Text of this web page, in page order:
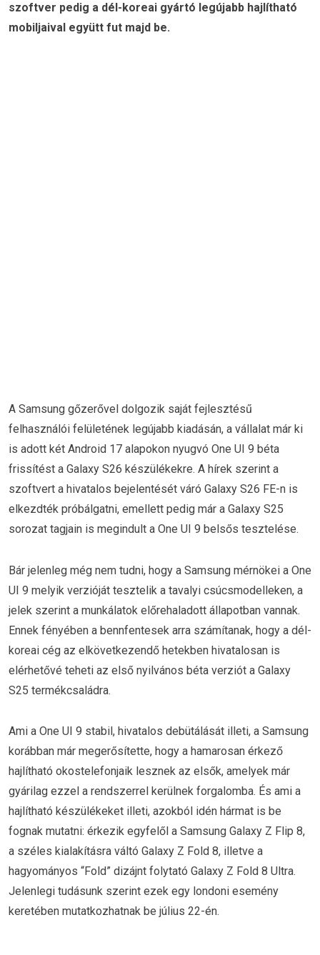
szoftver pedig a dél-koreai gyártó legújabb hajlítható
mobiljaival együtt fut majd be.
A Samsung gőzerővel dolgozik saját fejlesztésű
felhasználói felületének legújabb kiadásán, a vállalat már ki
is adott két Android 17 alapokon nyugvó One UI 9 béta
frissítést a Galaxy S26 készülékekre. A hírek szerint a
szoftvert a hivatalos bejelentését váró Galaxy S26 FE-n is
elkezdték próbálgatni, emellett pedig már a Galaxy S25
sorozat tagjain is megindult a One UI 9 belsős tesztelése.
Bár jelenleg még nem tudni, hogy a Samsung mérnökei a One
UI 9 melyik verzióját tesztelik a tavalyi csúcsmodelleken, a
jelek szerint a munkálatok előrehaladott állapotban vannak.
Ennek fényében a bennfentesek arra számítanak, hogy a dél-
koreai cég az elkövetkezendő hetekben hivatalosan is
elérhetővé teheti az első nyilvános béta verziót a Galaxy
S25 termékcsaládra.
Ami a One UI 9 stabil, hivatalos debütálását illeti, a Samsung
korábban már megerősítette, hogy a hamarosan érkező
hajlítható okostelefonjaik lesznek az elsők, amelyek már
gyárilag ezzel a rendszerrel kerülnek forgalomba. És ami a
hajlítható készülékeket illeti, azokból idén hármat is be
fognak mutatni: érkezik egyfelől a Samsung Galaxy Z Flip 8,
a széles kialakításra váltó Galaxy Z Fold 8, illetve a
hagyományos “Fold” dizájnt folytató Galaxy Z Fold 8 Ultra.
Jelenlegi tudásunk szerint ezek egy londoni esemény
keretében mutatkozhatnak be július 22-én.